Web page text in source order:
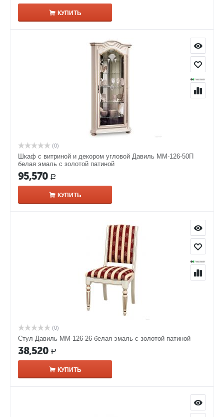
КУПИТЬ
(0)
Шкаф с витриной и декором угловой Давиль ММ-126-50П
белая эмаль с золотой патиной
95,570 Р
КУПИТЬ
(0)
Стул Давиль ММ-126-26 белая эмаль с золотой патиной
38,520 Р
КУПИТЬ